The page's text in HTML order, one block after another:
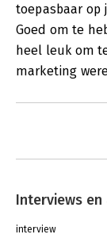
toepasbaar op
Goed om te
heel leuk om
marketing
Interviews
interview